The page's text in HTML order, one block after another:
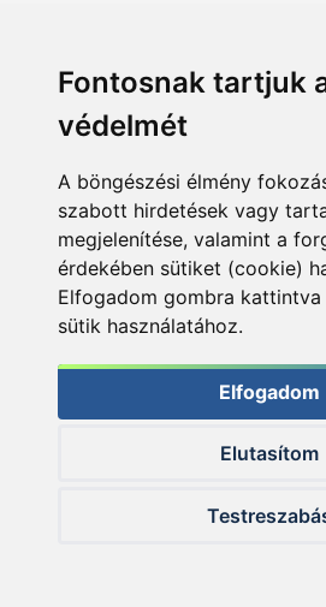
Fontosnak tartjuk
védelmét
A böngészési élmény
szabott hirdetések vagy
megjelenítése, valamint a
érdekében sütiket (cookie)
Elfogadom gombra kattintva
sütik használatához.
Elfogadom
Elutasítom
A Haldorádó Vad Ponty